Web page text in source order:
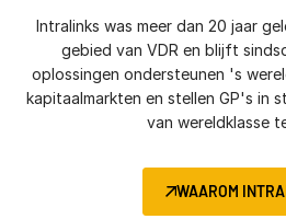
Intralinks was meer dan 20 jaar
gebied van VDR en blijft
oplossingen ondersteunen 's
kapitaalmarkten en stellen GP's in
van wereldklasse
WAAROM